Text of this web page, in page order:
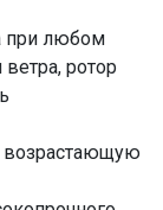
при любом
ротор
возрастающую